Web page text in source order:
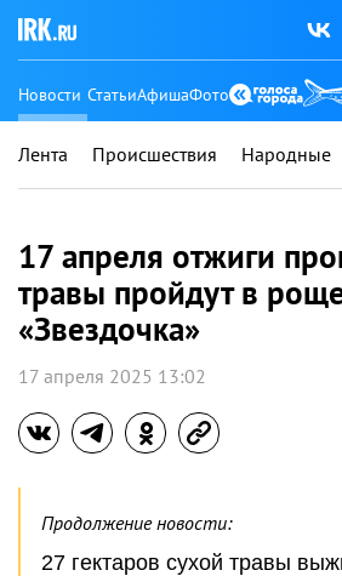
Новости СтатьиАфишаФото
Лента Происшествия Народные
17 апреля отжиги
травы пройдут в
«Звездочка»
17 апреля 2025 13:02
Продолжение новости:
27 гектаров сухой травы